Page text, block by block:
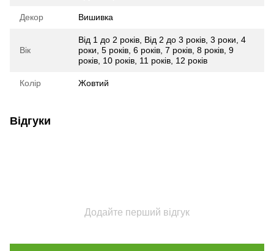
Декор Вишивка
Вік
Від 1 до 2 років Від 2 до 3 років 3 роки 4
роки 5 років 6 років 7 років 8 років 9
років 10 років 11 років 12 років
Колір Жовтий
Відгуки
Додайте перший відгук